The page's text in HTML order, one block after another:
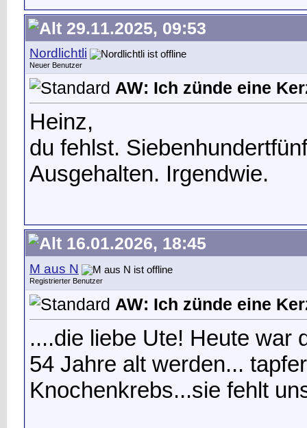
29.11.2025, 09:53
Nordlichtli
Neuer Benutzer
AW: Ich zünde eine
Heinz,
du fehlst.
Ausgehalten. Irgendwie.
16.01.2026, 18:45
M aus N
Registrierter Benutzer
AW: Ich zünde eine
....die liebe Ute! Heute war
54 Jahre alt werden...
Knochenkrebs...sie fehlt